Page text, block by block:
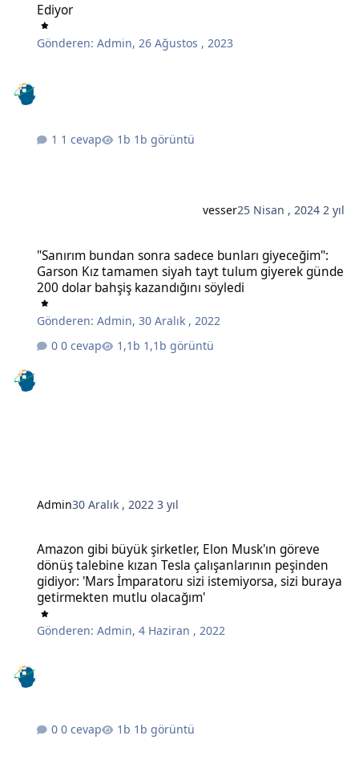
Ediyor
Gönderen:Admin, 26 Ağustos , 2023
1 cevap 1b görüntü
vesser25 Nisan , 2024 2 yıl
"Sanırım bundan sonra sadece bunları giyeceğim":
Garson Kız tamamen siyah tayt tulum giyerek günde
200 dolar bahşiş kazandığını söyledi
Gönderen:Admin,30 Aralık , 2022
0 cevap
1,1b görüntü
Admin30 Aralık , 20223 yıl
Amazon gibi büyük şirketler, Elon Musk'ın göreve
dönüş talebine kızan Tesla çalışanlarının peşinden
gidiyor: 'Mars İmparatoru sizi istemiyorsa, sizi buraya
getirmekten mutlu olacağım'
Gönderen:Admin,4 Haziran , 2022
0 cevap 1b görüntü